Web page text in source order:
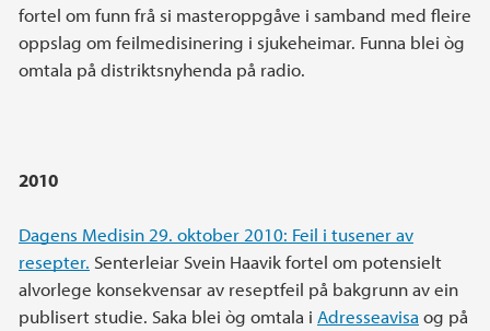
fortel om funn frå si masteroppgåve i samband med fleire
oppslag om feilmedisinering i sjukeheimar. Funna blei òg
omtala på distriktsnyhenda på radio.
2010
Dagens Medisin 29. oktober 2010: Feil i tusener av
resepter. Senterleiar Svein Haavik fortel om potensielt
alvorlege konsekvensar av reseptfeil på bakgrunn av ein
publisert studie. Saka blei òg omtala i Adresseavisa og på